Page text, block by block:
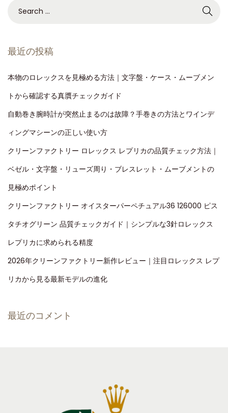
最近の投稿
本物のロレックスを見極める方法｜文字盤・ケース・ムーブメン
トから確認する真贋チェックガイド
自動巻き腕時計が突然止まるのは故障？手巻きの方法とワインデ
ィングマシーンの正しい使い方
クリーンファクトリー ロレックス レプリカの品質チェック方法｜
ベゼル・文字盤・リューズ周り・ブレスレット・ムーブメントの
見極めポイント
クリーンファクトリー オイスターパーペチュアル36 126000 ピス
タチオグリーン 品質チェックガイド｜シンプルな3針ロレックス
レプリカに求められる精度
2026年クリーンファクトリー新作レビュー｜注目ロレックス レプ
リカから見る最新モデルの進化
最近のコメント